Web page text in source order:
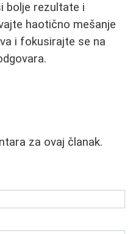
bolje rezultate i
haotično mešanje
i fokusirajte se na
za ovaj članak.